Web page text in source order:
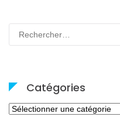
Rechercher :
Catégories
Catégories